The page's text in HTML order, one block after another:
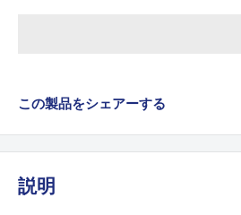
この製品をシェアーする
説明